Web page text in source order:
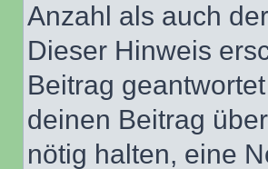
Anzahl als auch
Dieser Hinweis
Beitrag
deinen Beitrag
nötig halten, eine